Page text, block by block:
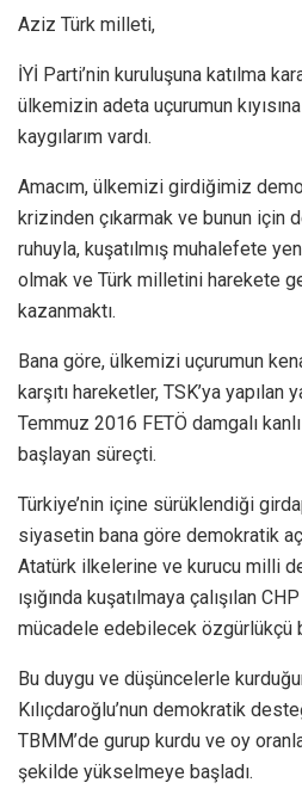
Aziz Türk milleti,
İYİ Parti’nin kuruluşuna katılma
ülkemizin adeta uçurumun
kaygılarım vardı.
Amacım, ülkemizi girdiğimiz
krizinden çıkarmak ve bunun için
ruhuyla, kuşatılmış muhalefete
olmak ve Türk milletini harekete
kazanmaktı.
Bana göre, ülkemizi uçurumun
karşıtı hareketler, TSK’ya yapılan
Temmuz 2016 FETÖ damgalı
başlayan süreçti.
Türkiye’nin içine sürüklendiği
siyasetin bana göre demokratik
Atatürk ilkelerine ve kurucu milli
ışığında kuşatılmaya çalışılan
mücadele edebilecek özgürlükçü
Bu duygu ve düşüncelerle
Kılıçdaroğlu’nun demokratik
TBMM’de gurup kurdu ve oy
şekilde yükselmeye başladı.